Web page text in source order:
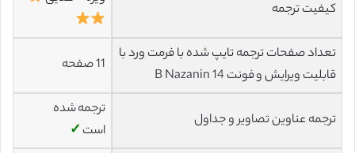
کیفیت ترجمه
تعداد صفحات ترجمه تایپ شده با فرمت ورد با
قابلیت ویرایش و فونت 14 B Nazanin
11 صفحه
ترجمه عناوین تصاویر و جداول
ترجمه شده
است ✓